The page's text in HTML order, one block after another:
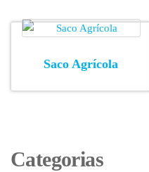
Saco Agrícola
Categorias